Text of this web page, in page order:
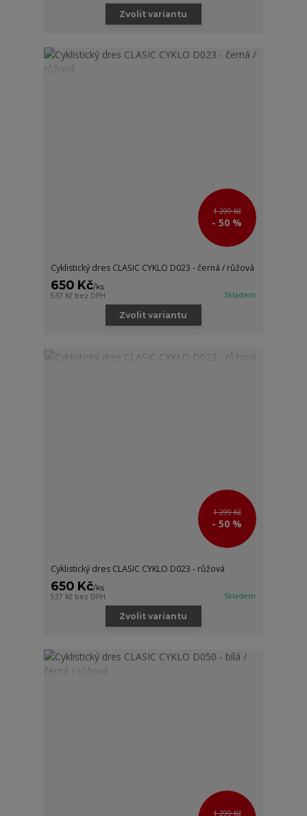
Zvolit variantu
1 299 Kč
- 50 %
Cyklistický dres CLASIC CYKLO D023 - černá / růžová
650 Kč/ks
537 Kč bez DPH Skladem
Zvolit variantu
1 299 Kč
- 50 %
Cyklistický dres CLASIC CYKLO D023 - růžová
650 Kč/ks
537 Kč bez DPH Skladem
Zvolit variantu
1 299 Kč